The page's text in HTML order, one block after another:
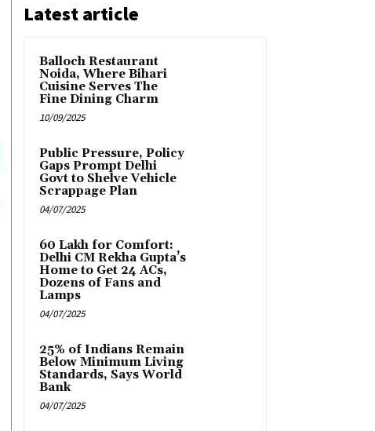
Latest article
Balloch Restaurant
Noida, Where Bihari
Cuisine Serves The
Fine Dining Charm
10/09/2025
Public Pressure, Policy
Gaps Prompt Delhi
Govt to Shelve Vehicle
Scrappage Plan
04/07/2025
₹60 Lakh for Comfort:
Delhi CM Rekha Gupta’s
Home to Get 24 ACs,
Dozens of Fans and
Lamps
04/07/2025
25% of Indians Remain
Below Minimum Living
Standards, Says World
Bank
04/07/2025